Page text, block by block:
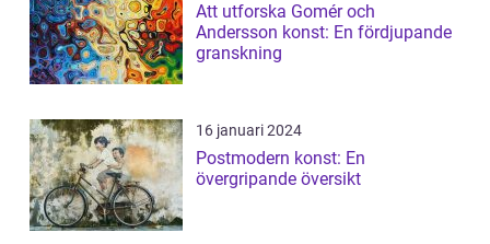
Att utforska Gomér och
Andersson konst: En fördjupande
granskning
16 januari 2024
Postmodern konst: En
övergripande översikt